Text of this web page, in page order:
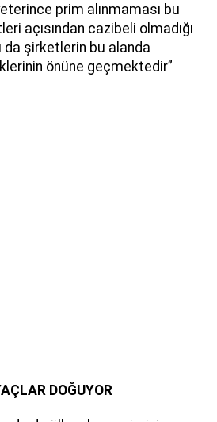
prim alınmaması bu
açısından cazibeli olmadığı
da şirketlerin bu alanda
önüne geçmektedir”
DOĞUYOR